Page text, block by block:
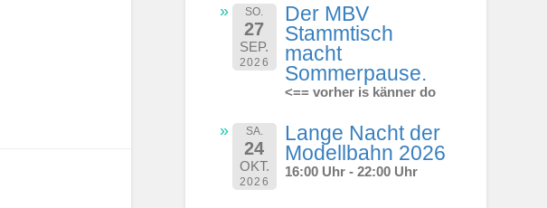
SO.
27
SEP.
2026
Der MBV
Stammtisch
macht
Sommerpause.
<== vorher is känner do
SA.
24
OKT.
2026
Lange Nacht der
Modellbahn 2026
16:00 Uhr - 22:00 Uhr